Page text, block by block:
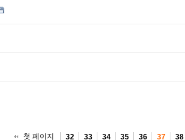
첫 페이지 32 33 34 35 36 37 38